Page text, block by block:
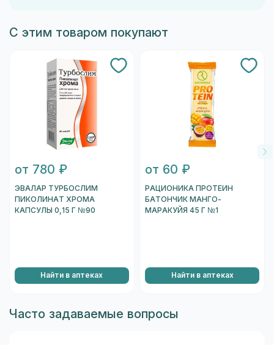
С этим товаром покупают
от 780 ₽
ЭВАЛАР ТУРБОСЛИМ
ПИКОЛИНАТ ХРОМА
КАПСУЛЫ 0,15 Г №90
Найти в аптеках
от 60 ₽
РАЦИОНИКА ПРОТЕИН
БАТОНЧИК МАНГО-
МАРАКУЙЯ 45 Г №1
Найти в аптеках
Часто задаваемые вопросы